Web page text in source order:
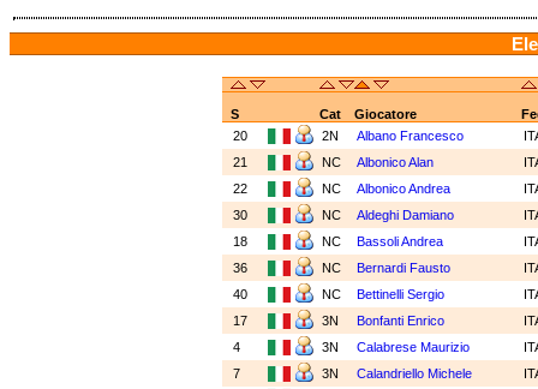
S Cat Giocatore
20
2N Albano Francesco
21
NC Albonico Alan
22
NC Albonico Andrea
30
NC Aldeghi Damiano
18
NC Bassoli Andrea
36
NC Bernardi Fausto
40
NC Bettinelli Sergio
17
3N Bonfanti Enrico
4
3N Calabrese Maurizio
7
3N Calandriello Michele